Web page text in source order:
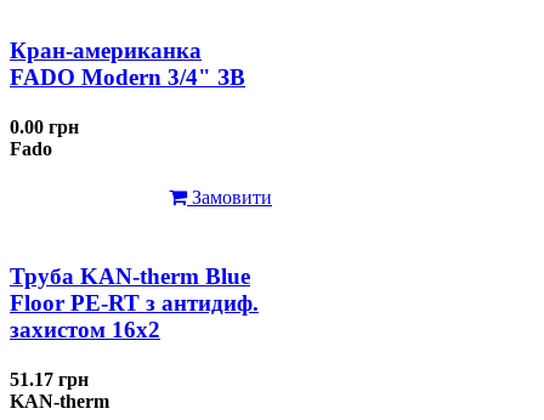
Кран-американка
FADO Modern 3/4" ЗВ
0.00 грн
Fado
Замовити
Труба KAN-therm Blue
Floor PE-RT з антидиф.
захистом 16х2
51.17 грн
KAN-therm